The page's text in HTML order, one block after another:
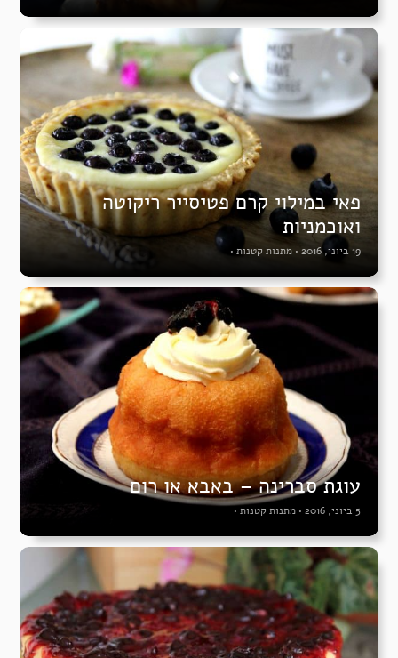
פאי במילוי קרם פטיסייר ריקוטה
ואוכמניות
19 ביוני, 2016 • מתנות קטנות •
עוגת סברינה – באבא או רום
5 ביוני, 2016 • מתנות קטנות•